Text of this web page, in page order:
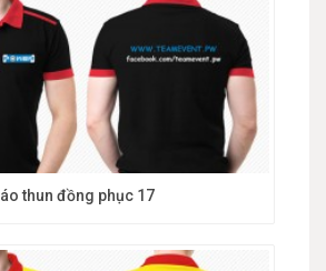
áo thun đồng phục 17